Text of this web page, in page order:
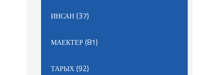
ИНСАН(37)
МАЕКТЕР(81)
ТАРЫХ(92)